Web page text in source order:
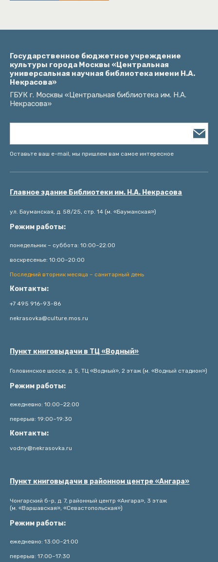
Государственное бюджетное учреждение
культуры города Москвы «Центральная
универсальная научная библиотека имени Н.А.
Некрасова»
ГБУК г. Москвы «Центральная библиотека им. Н.А.
Некрасова»
Оставьте ваш e-mail, мы пришлем вам самое интересное
Главное здание Библиотеки им. Н.А. Некрасова
ул. Бауманская, д. 58/25, стр. 14 (м. «Бауманская»)
Режим работы:
понедельник – суббота: 10:00–22:00
воскресенье: 10:00–20:00
Последний вторник месяца – санитарный день
Контакты:
+7 495 916-93-86
nekrasovka@culture.mos.ru
Пункт книговыдачи в ТЦ «Водный»
Головинское шоссе, д. 5, ТЦ «Водный», 2 этаж (м. «Водный стадион»)
Режим работы:
ежедневно: 10:00–22:00
перерыв: 19:00–19:30
Контакты:
vodny@nekrasovka.ru
Пункт книговыдачи в районном центре «Ангара»
Чонгарский б-р, д. 7, районный центр «Ангара», 3 этаж
(м. «Варшавская», «Севастопольская»)
Режим работы:
ежедневно: 13:00–21:00
перерыв: 17:00–17:30